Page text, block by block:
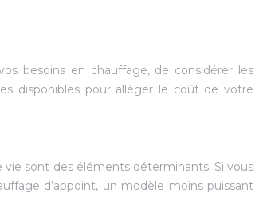
besoins en chauffage, de considérer les
disponibles pour alléger le coût de votre
sont des éléments déterminants. Si vous
d’appoint, un modèle moins puissant